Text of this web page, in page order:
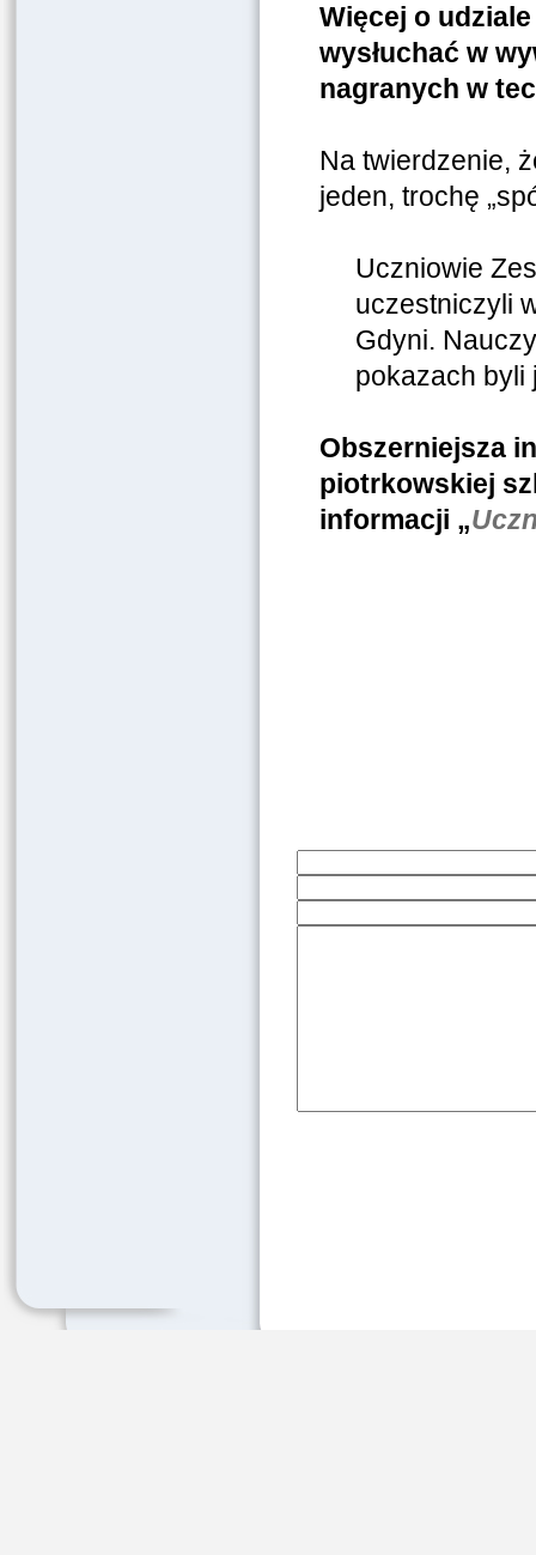
Więcej o
wysłuchać w
nagranych w
Na twierdzenie,
jeden, trochę
Uczniowie
uczestniczyli
Gdyni.
pokazach byli
Obszerniejsza
piotrkowskiej
informacji „